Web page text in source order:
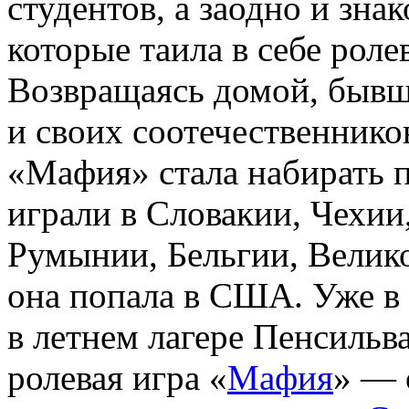
которые таила в себе
Возвращаясь домой,
и своих
«Мафия» стала набирать
играли в Словакии,
Румынии, Бельгии,
она попала в США. Уже в
в летнем лагере
ролевая игра «Мафия» —